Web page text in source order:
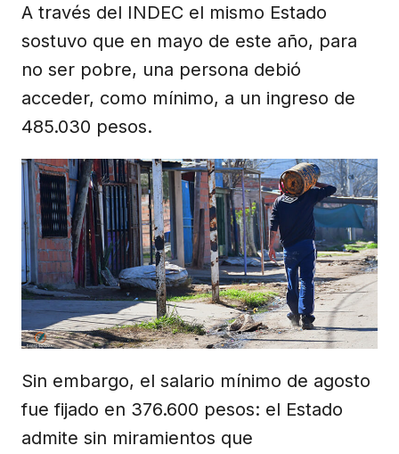
A través del INDEC el mismo Estado
sostuvo que en mayo de este año, para
no ser pobre, una persona debió
acceder, como mínimo, a un ingreso de
485.030 pesos.
Sin embargo, el salario mínimo de agosto
fue fijado en 376.600 pesos: el Estado
admite sin miramientos que